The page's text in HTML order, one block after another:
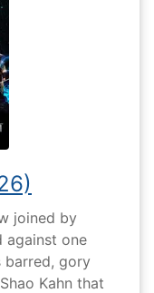
joined by
against one
barred, gory
Kahn that